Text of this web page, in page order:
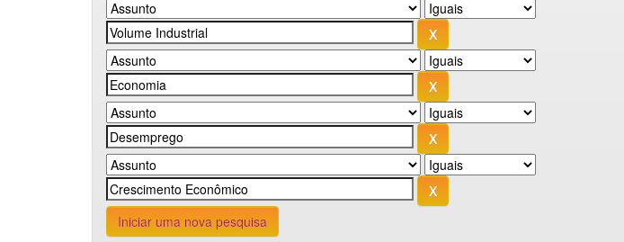
Iniciar uma nova pesquisa